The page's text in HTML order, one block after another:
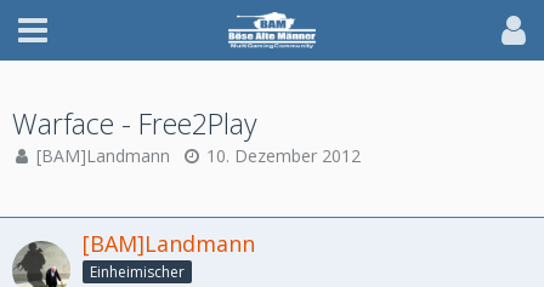
Warface - Free2Play
[BAM]Landmann 10. Dezember 2012
[BAM]Landmann
Einheimischer